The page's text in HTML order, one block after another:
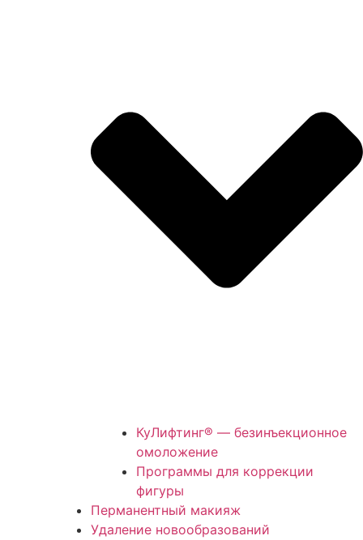
КуЛифтинг® — безинъекционное
омоложение
Программы для коррекции
фигуры
Перманентный макияж
Удаление новообразований